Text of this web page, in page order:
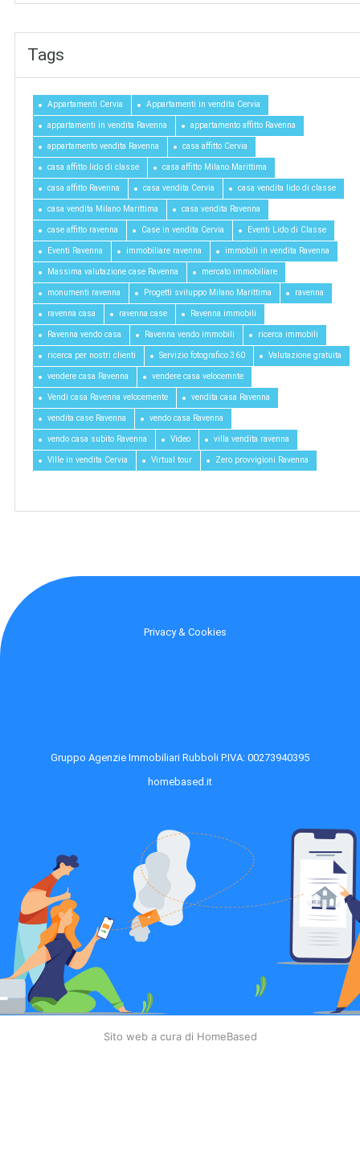
Tags
Appartamenti Cervia Appartamenti in vendita Cervia
appartamenti in vendita Ravenna appartamento affitto Ravenna
appartamento vendita Ravenna casa affitto Cervia
casa affitto lido di classe casa affitto Milano Marittima
casa affitto Ravenna casa vendita Cervia casa vendita lido di classe
casa vendita Milano Marittima casa vendita Ravenna
case affitto ravenna Case in vendita Cervia Eventi Lido di Classe
Eventi Ravenna immobiliare ravenna immobili in vendita Ravenna
Massima valutazione case Ravenna mercato immobiliare
monumenti ravenna Progetti sviluppo Milano Marittima ravenna
ravenna casa ravenna case Ravenna immobili
Ravenna vendo casa Ravenna vendo immobili ricerca immobili
ricerca per nostri clienti Servizio fotografico 360 Valutazione gratuita
vendere casa Ravenna vendere casa velocemnte
Vendi casa Ravenna velocemente vendita casa Ravenna
vendita case Ravenna vendo casa Ravenna
vendo casa subito Ravenna Video villa vendita ravenna
Ville in vendita Cervia Virtual tour Zero provvigioni Ravenna
Privacy & Cookies
Gruppo Agenzie Immobiliari Rubboli P.IVA: 00273940395
homebased.it
Sito web a cura di HomeBased